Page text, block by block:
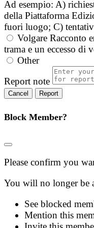
Ad esempio: A)
della Piattaforma
fuori luogo; C)
Volgare Racconto
trama e un eccesso di
Other
Report note
Report
Block Member?
Please confirm you
You will no longer be
See blocked
Mention this